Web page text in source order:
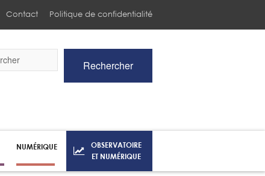
Contact Politique de confidentialité
Rechercher
NUMÉRIQUE
OBSERVATOIRE
ET NUMÉRIQUE